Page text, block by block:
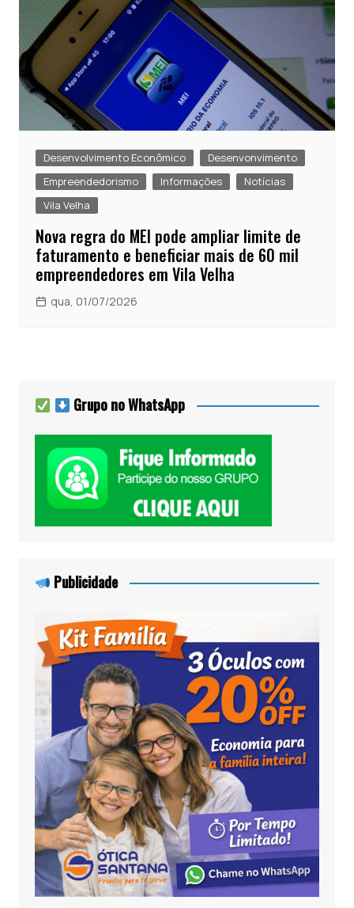
Desenvolvimento Econômico
Desenvonvimento
Empreendedorismo
Informações
Notícias
Vila Velha
Nova regra do MEI pode ampliar limite de
faturamento e beneficiar mais de 60 mil
empreendedores em Vila Velha
qua, 01/07/2026
Grupo no WhatsApp
Publicidade